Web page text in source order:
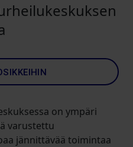
on ympäri
varustettu
jännittävää toimintaa